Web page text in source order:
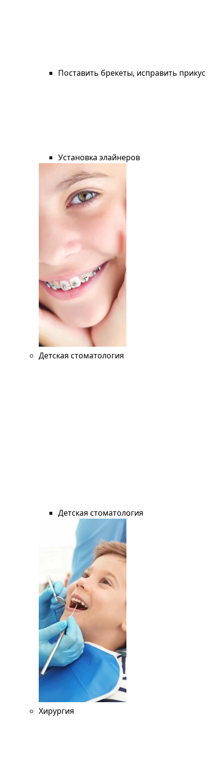
Поставить брекеты, исправить прикус
Установка элайнеров
Детская стоматология
Детская стоматология
Хирургия